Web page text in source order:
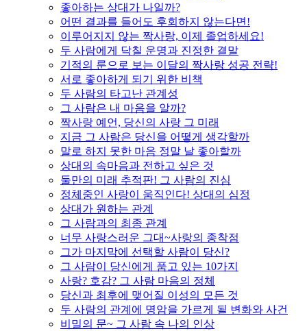
좋아하는 상대가 나일까?
어떤 결과를 들어도 후회하지 않는다면!
이루어지지 않는 짝사랑, 이제 졸업하세요!
두 사람에게 닥칠 운명과 진정한 결말
기적의 룬으로 보는 이달의 짝사랑 성공 전략!
서로 좋아하게 되기 위한 비책
두 사람의 타고난 관계성
그 사람은 내 마음을 알까?
짝사랑 예언, 당신의 사랑 그 미래
지금 그 사람은 당신을 어떻게 생각할까
말로 하지 못한 마음 정말 날 좋아할까
상대의 속마음과 전하고 싶은 것
둘만의 미래 추적판! 그 사람의 진심
정체중인 사랑이 움직인다! 상대의 심정
상대가 원하는 관계
그 사람과의 최종 관계
너무 사랑스러운 그대~사랑의 종착점
그가 마지막에 선택할 사람이 당신?
그 사람이 당신에게 품고 있는 10가지
사랑? 호감? 그 사람 마음의 정체
당신과 최후에 맺어질 이성의 모든 것
두 사람의 관계에 명암을 가르게 될 변화와 사건
비밀의 문~ 그 사람 속 나의 인상